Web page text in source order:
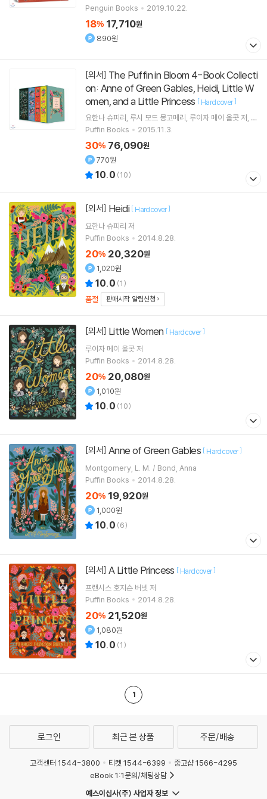
Penguin Books
2019.10.22.
18% 17,710원
890원
[외서]
on: Anne of Green Gables, Heidi, Little W
omen, and a Little Princess [ Hardcover]
요한나 슈피리 루시 모드 몽고메리 루이자 메이 올콧저 프
랜시스 호지슨 버넷원저
Puffin Books 2015.11.3.
30% 76,090원
770원
10.0 (10)
[외서] Heidi [ Hardcover]
요한나 슈피리 저
Puffin Books
2014.8.28.
20% 20,320원
1,020원
10.0 (1)
품절
판매시작 알림신청
[외서] Little Women [ Hardcover]
루이자 메이 올콧저
Puffin Books
2014.8.28.
20% 20,080원
1,010원
10.0 (10)
[외서] Anne of Green Gables [ Hardcover]
Montgomery, L. M. / Bond, Anna
Puffin Books
2014.8.28.
20% 19,920원
1,000원
10.0 (6)
[외서] A Little Princess [ Hardcover]
프랜시스 호지슨 버넷 저
Puffin Books
2014.8.28.
20% 21,520원
1,080원
10.0 (1)
1
로그인 최근 본 상품 주문/배송
고객센터 1544-3800 티켓 1544-6399
중고샵 1566-4295
eBook 1:1문의/채팅상담
예스이십사(주) 사업자 정보